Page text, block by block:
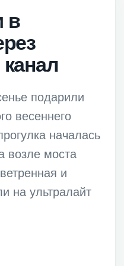
в
подарили
весеннего
началась
возле моста
и
на ультралайт